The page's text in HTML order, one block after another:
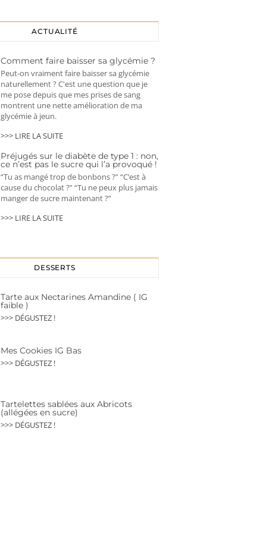
ACTUALITÉ
Comment faire baisser sa glycémie ?
Peut-on vraiment faire baisser sa glycémie
naturellement ? C'est une question que je
me pose depuis que mes prises de sang
montrent une nette amélioration de ma
glycémie à jeun.
>>> LIRE LA SUITE
Préjugés sur le diabète de type 1 : non,
ce n’est pas le sucre qui l’a provoqué !
“Tu as mangé trop de bonbons ?” “C’est à
cause du chocolat ?” “Tu ne peux plus jamais
manger de sucre maintenant ?”
>>> LIRE LA SUITE
DESSERTS
Tarte aux Nectarines Amandine ( IG
faible )
>>> DÉGUSTEZ !
Mes Cookies IG Bas
>>> DÉGUSTEZ !
Tartelettes sablées aux Abricots
(allégées en sucre)
>>> DÉGUSTEZ !